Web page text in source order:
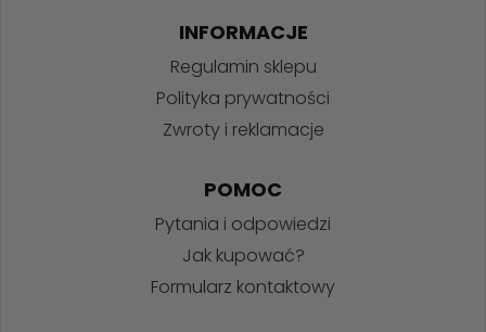
INFORMACJE
Regulamin sklepu
Polityka prywatności
Zwroty i reklamacje
POMOC
Pytania i odpowiedzi
Jak kupować?
Formularz kontaktowy